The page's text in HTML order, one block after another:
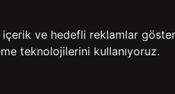
ve hedefli reklamlar
teknolojilerini kullanıyoruz.